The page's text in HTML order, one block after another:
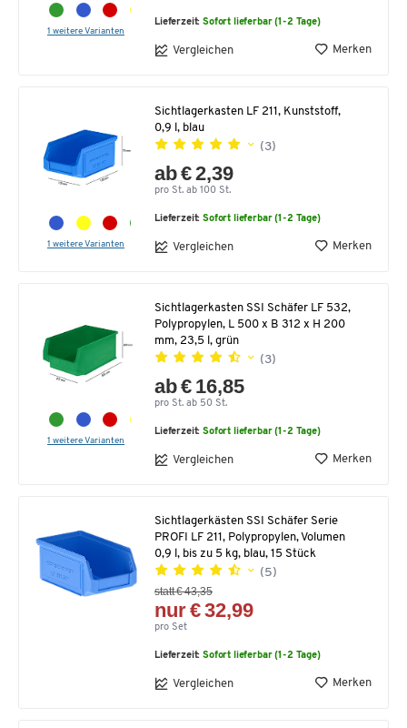
1 weitere Varianten
Lieferzeit:Sofort lieferbar (1-2 Tage)
Vergleichen Merken
1 weitere Varianten
Sichtlagerkasten LF 211, Kunststoff,
0,9 l, blau
(3)
ab € 2,39
pro St. ab 100 St.
Lieferzeit:Sofort lieferbar (1-2 Tage)
Vergleichen Merken
1 weitere Varianten
Sichtlagerkasten SSI Schäfer LF 532,
Polypropylen, L 500 x B 312 x H 200
mm, 23,5 l, grün
(3)
ab € 16,85
pro St. ab 50 St.
Lieferzeit:Sofort lieferbar (1-2 Tage)
Vergleichen Merken
Sichtlagerkästen SSI Schäfer Serie
PROFI LF 211, Polypropylen, Volumen
0,9 l, bis zu 5 kg, blau, 15 Stück
(5)
statt € 43,35
nur € 32,99
pro Set
Lieferzeit:Sofort lieferbar (1-2 Tage)
Vergleichen Merken